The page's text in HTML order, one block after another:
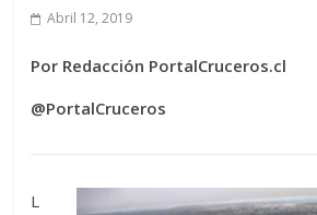
Abril 12, 2019
Por Redacción PortalCruceros.cl
@PortalCruceros
L